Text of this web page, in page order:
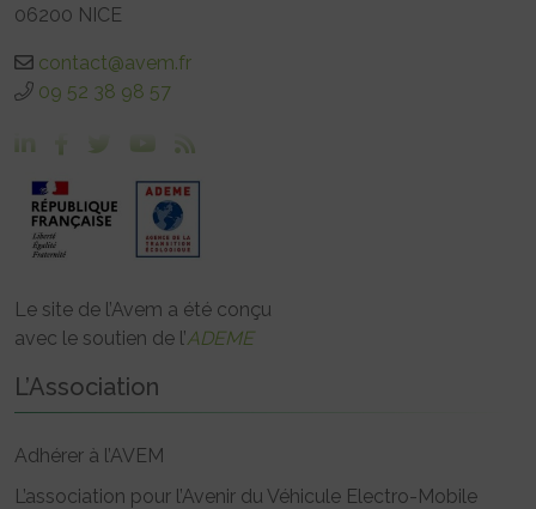
06200 NICE
contact@avem.fr
09 52 38 98 57
Le site de l’Avem a été conçu
avec le soutien de l’ADEME
L’Association
Adhérer à l’AVEM
L’association pour l’Avenir du Véhicule Electro-Mobile